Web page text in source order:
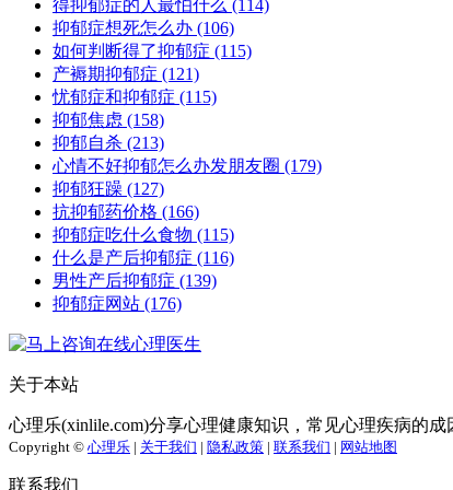
得抑郁症的人最怕什么 (114)
抑郁症想死怎么办 (106)
如何判断得了抑郁症 (115)
产褥期抑郁症 (121)
忧郁症和抑郁症 (115)
抑郁焦虑 (158)
抑郁自杀 (213)
心情不好抑郁怎么办发朋友圈 (179)
抑郁狂躁 (127)
抗抑郁药价格 (166)
抑郁症吃什么食物 (115)
什么是产后抑郁症 (116)
男性产后抑郁症 (139)
抑郁症网站 (176)
关于本站
心理乐(xinlile.com)分享心理健康知识，常见心理疾病的
Copyright © 心理乐 | 关于我们 | 隐私政策 | 联系我们 | 网站地图
联系我们